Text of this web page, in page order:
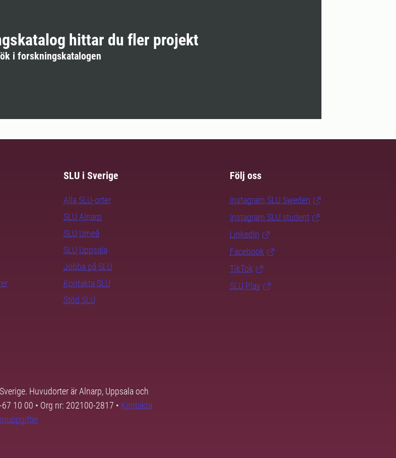
hittar du fler projekt
i forskningskatalogen
SLU i Sverige
Alla SLU-orter
SLU Alnarp
SLU Umeå
SLU Uppsala
Jobba på SLU
Kontakta SLU
Stöd SLU
Följ oss
Instagram SLU.Sweden
Instagram SLU.student
LinkedIn
Facebook
TikTok
SLU Play
Huvudorter är Alnarp, Uppsala och
10 00 • Org nr: 202100-2817 • Kontakta